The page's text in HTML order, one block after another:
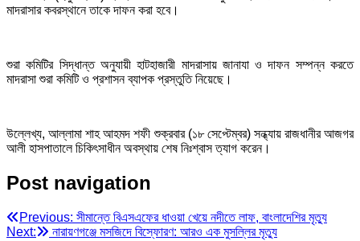
মাদরাসার কবরস্থানে তাকে দাফন করা হবে।
শুরা কমিটির সিদ্ধান্ত অনুযায়ী হাটহাজারী মাদরাসায় জানাযা ও দাফন সম্পন্ন করতে
মাদরাসা শুরা কমিটি ও প্রশাসন ব্যাপক প্রস্তুতি নিয়েছে।
উল্লেখ্য, আল্লামা শাহ আহমদ শফী শুক্রবার (১৮ সেপ্টেম্বর) সন্ধ্যায় রাজধানীর আজগর
আলী হাসপাতালে চিকিৎসাধীন অবস্থায় শেষ নিঃশ্বাস ত্যাগ করেন।
Post navigation
Previous: সীমান্তে বিএসএফের ধাওয়া খেয়ে নদীতে লাফ, বাংলাদেশির মৃত্যু
Next:
নারায়ণগঞ্জে মসজিদে বিস্ফোরণ: আরও এক মুসল্লির মৃত্যু